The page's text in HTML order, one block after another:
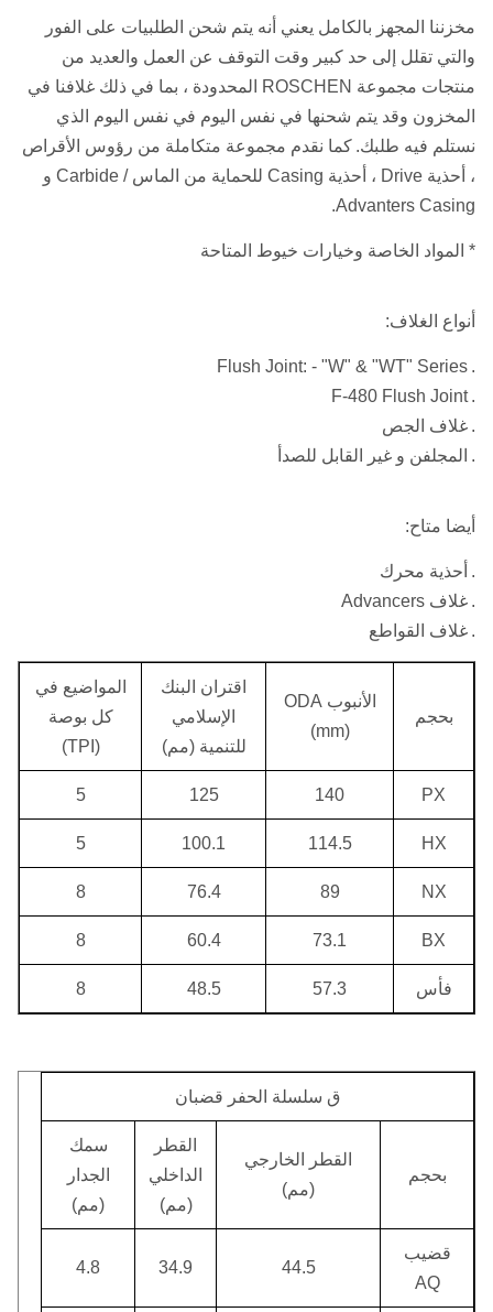
مخزننا المجهز بالكامل يعني أنه يتم شحن الطلبيات على الفور
والتي تقلل إلى حد كبير وقت التوقف عن العمل والعديد من
منتجات مجموعة ROSCHEN المحدودة ، بما في ذلك غلافنا في
المخزون وقد يتم شحنها في نفس اليوم في نفس اليوم الذي
نستلم فيه طلبك. كما نقدم مجموعة متكاملة من رؤوس الأقراص
، أحذية Drive ، أحذية Casing للحماية من الماس / Carbide و
Advanters Casing.
* المواد الخاصة وخيارات خيوط المتاحة
أنواع الغلاف:
.
Flush Joint: - "W" & "WT" Series
.
F-480 Flush Joint
. غلاف الجص
. المجلفن و غير القابل للصدأ
أيضا متاح:
. أحذية محرك
. غلاف Advancers
. غلاف القواطع
بحجم
الأنبوب ODA
(mm)
اقتران البنك
الإسلامي
للتنمية (مم)
المواضيع في
كل بوصة
(TPI)
PX
140
125
5
HX
114.5
100.1
5
NX
89
76.4
8
BX
73.1
60.4
8
فأس 57.3
48.5
8
ق سلسلة الحفر قضبان
بحجم
القطر الخارجي
(مم)
القطر
الداخلي
(مم)
سمك
الجدار
(مم)
قضيب
AQ
44.5
34.9
4.8